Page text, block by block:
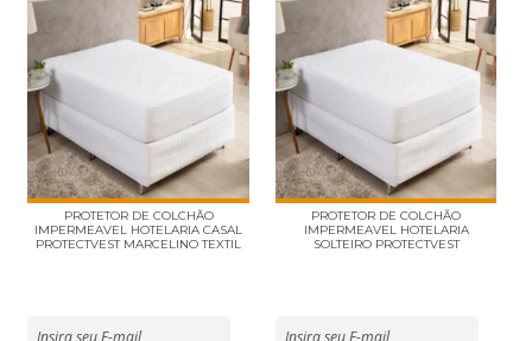
PROTETOR DE COLCHÃO
IMPERMEAVEL HOTELARIA CASAL
PROTECTVEST MARCELINO TEXTIL
PROTETOR DE COLCHÃO
IMPERMEAVEL HOTELARIA
SOLTEIRO PROTECTVEST